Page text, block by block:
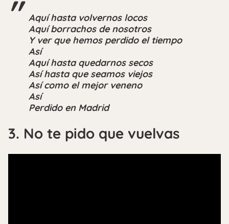
Aquí hasta volvernos locos
Aquí borrachos de nosotros
Y ver que hemos perdido el tiempo
Así
Aquí hasta quedarnos secos
Así hasta que seamos viejos
Así como el mejor veneno
Así
Perdido en Madrid
3. No te pido que vuelvas